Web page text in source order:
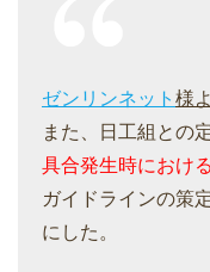
ゼンリンネット 様
また、日工組との
具合発生時におけ
ガイドラインの策
にした。